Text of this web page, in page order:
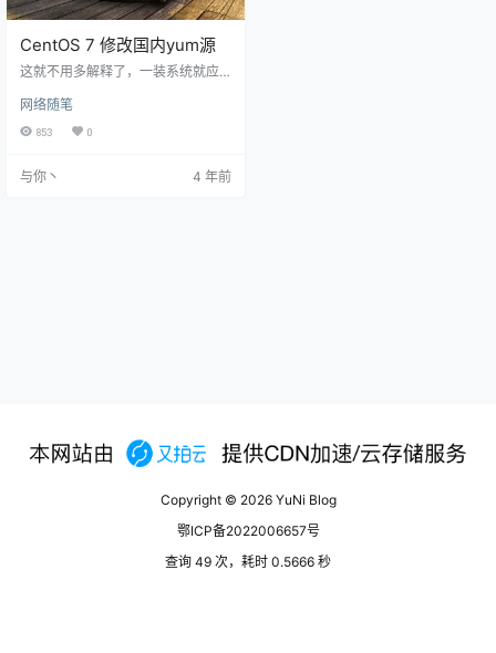
CentOS 7 修改国内yum源
这就不用多解释了，一装系统就应
外。 0.开启网络连接 对于新装的Ce
ntOS，默认是没有开启网络连接
个设备： 1: lo: <LOOPBACK,UP,L
网络随笔
853 0
与你丶 4 年前
Copyright © 2026YuNi Blog
鄂ICP备2022006657号
查询 49 次，耗时 0.5666 秒